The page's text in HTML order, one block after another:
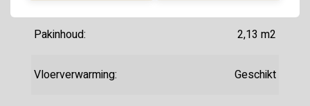
Pakinhoud: 2,13 m2
Vloerverwarming: Geschikt